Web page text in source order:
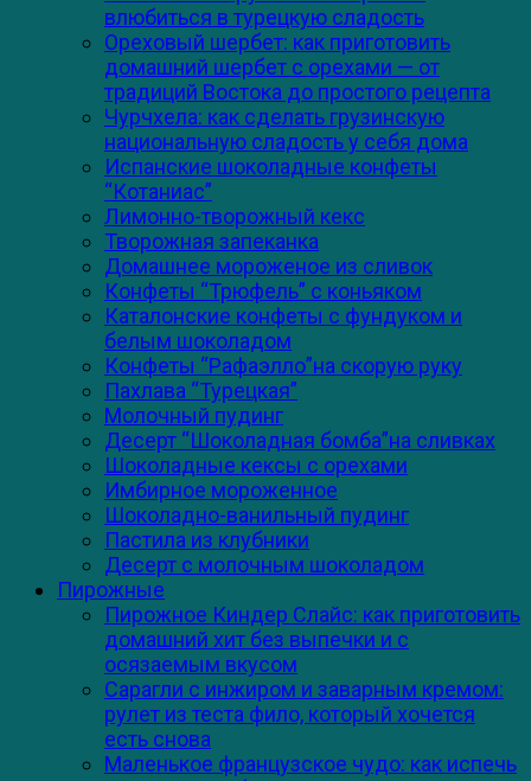
влюбиться в турецкую сладость
Ореховый шербет: как приготовить
домашний шербет с орехами — от
традиций Востока до простого рецепта
Чурчхела: как сделать грузинскую
национальную сладость у себя дома
Испанские шоколадные конфеты
“Котаниас”
Лимонно-творожный кекс
Творожная запеканка
Домашнее мороженое из сливок
Конфеты “Трюфель” с коньяком
Каталонские конфеты с фундуком и
белым шоколадом
Конфеты “Рафаэлло”на скорую руку
Пахлава “Турецкая”
Молочный пудинг
Десерт “Шоколадная бомба”на сливках
Шоколадные кексы с орехами
Имбирное мороженное
Шоколадно-ванильный пудинг
Пастила из клубники
Десерт с молочным шоколадом
Пирожные
Пирожное Киндер Слайс: как приготовить
домашний хит без выпечки и с
осязаемым вкусом
Сарагли с инжиром и заварным кремом:
рулет из теста фило, который хочется
есть снова
Маленькое французское чудо: как испечь